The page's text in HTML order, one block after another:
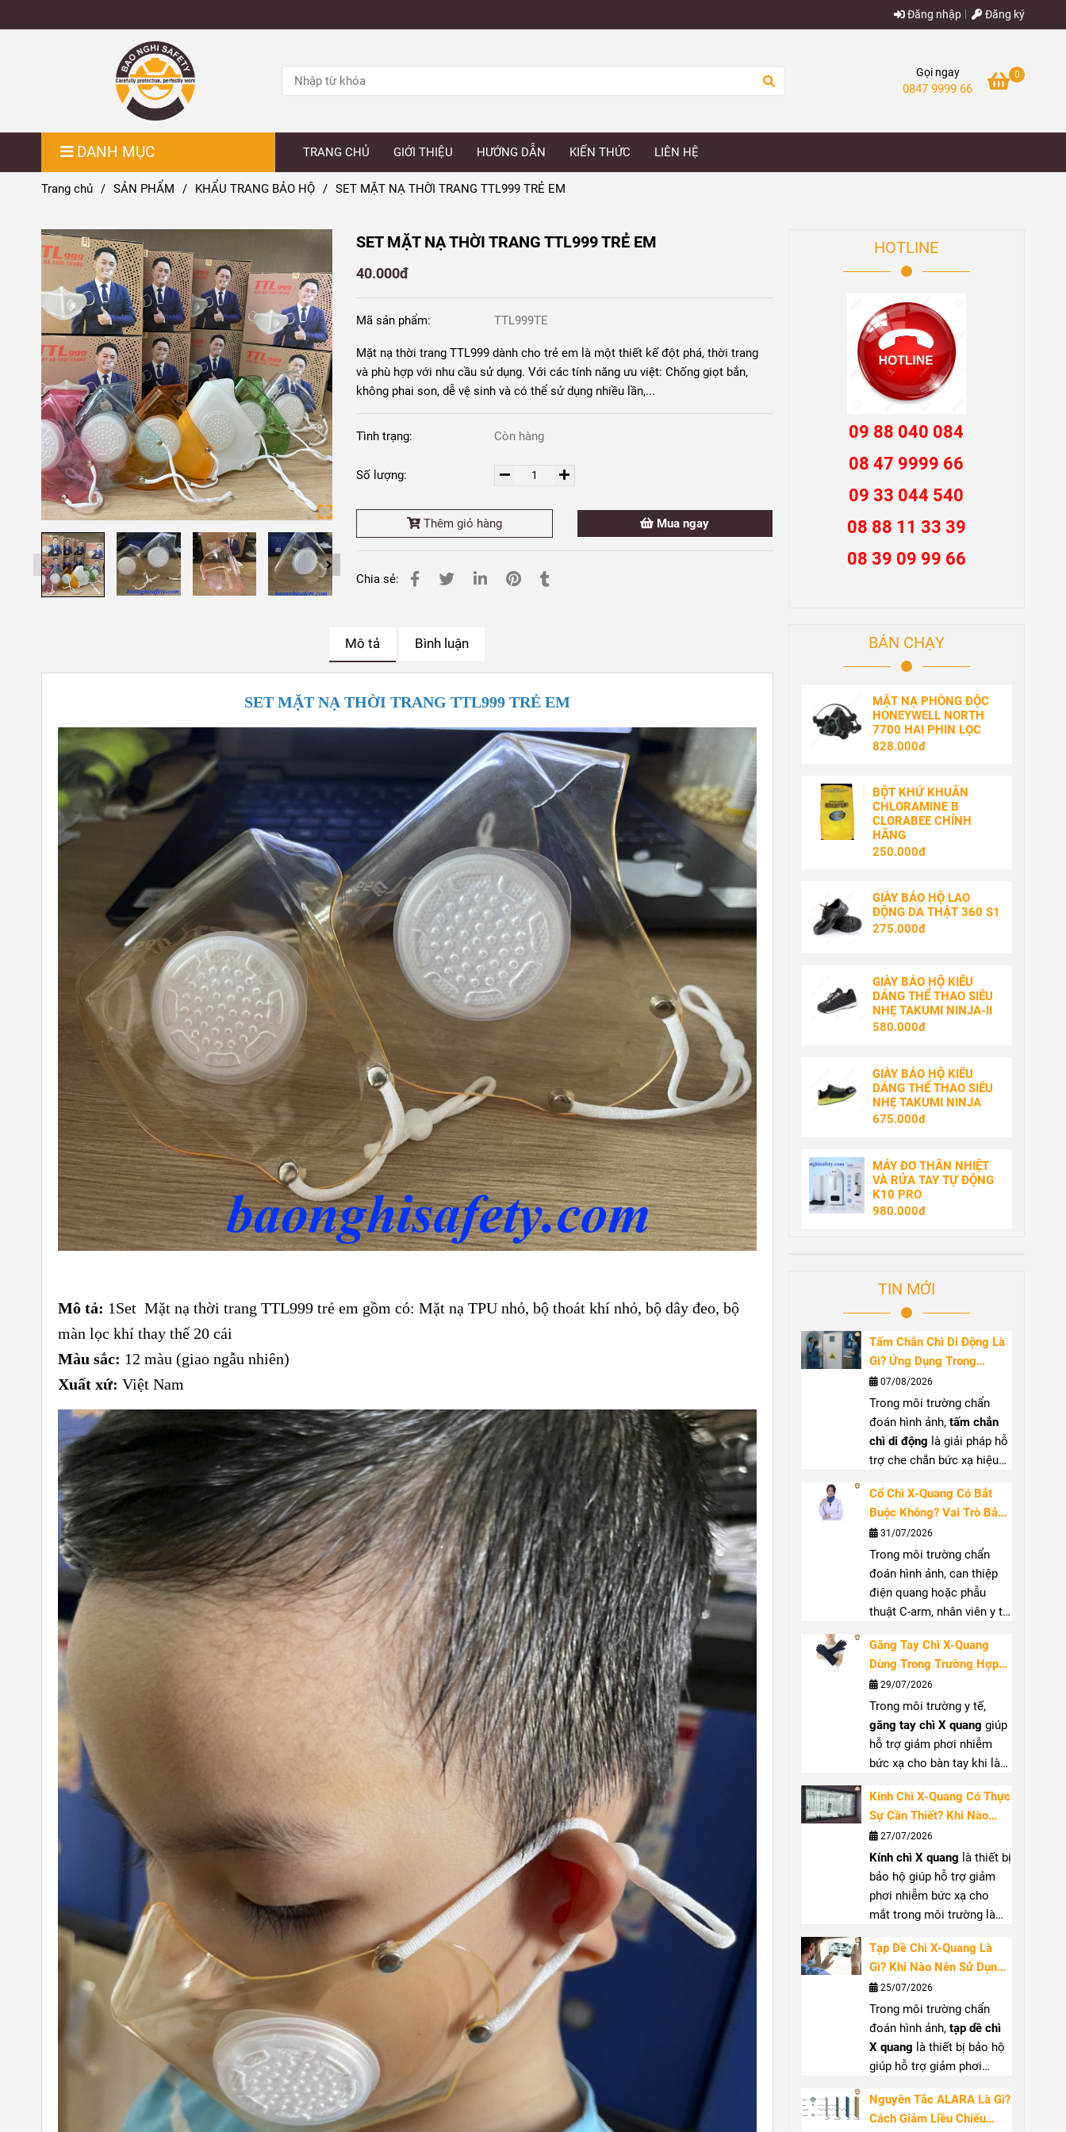
Đăng nhập Đăng ký
Gọi ngay
0847 9999 66
0
DANH MỤC TRANG CHỦ GIỚI THIỆU HƯỚNG DẪN KIẾN THỨC LIÊN HỆ
Trang chủ / SẢN PHẨM / KHẨU TRANG BẢO HỘ / SET MẶT NẠ THỜI TRANG TTL999 TRẺ EM
SET MẶT NẠ THỜI TRANG TTL999 TRẺ EM
40.000đ
Mã sản phẩm: TTL999TE
Mặt nạ thời trang TTL999 dành cho trẻ em là một thiết kế đột phá, thời trang
và phù hợp với nhu cầu sử dụng. Với các tính năng ưu việt: Chống giọt bắn,
không phai son, dễ vệ sinh và có thể sử dụng nhiều lần,...
Tình trạng: Còn hàng
Số lượng:
Thêm giỏ hàng Mua ngay
Chia sẻ:
Mô tả Bình luận
SET MẶT NẠ THỜI TRANG TTL999 TRẺ EM
Mô tả: 1Set Mặt nạ thời trang TTL999 trẻ em gồm có: Mặt nạ TPU nhỏ, bộ thoát khí nhỏ, bộ dây đeo, bộ
màn lọc khí thay thế 20 cái
Màu sắc: 12 màu (giao ngẫu nhiên)
Xuất xứ: Việt Nam
HOTLINE
09 88 040 084
08 47 9999 66
09 33 044 540
08 88 11 33 39
08 39 09 99 66
BÁN CHẠY
MẶT NẠ PHÒNG ĐỘC
HONEYWELL NORTH
7700 HAI PHIN LỌC
828.000đ
BỘT KHỬ KHUẨN
CHLORAMINE B
CLORABEE CHÍNH
HÃNG
250.000đ
GIÀY BẢO HỘ LAO
ĐỘNG DA THẬT 360 S1
275.000đ
GIÀY BẢO HỘ KIỂU
DÁNG THỂ THAO SIÊU
NHẸ TAKUMI NINJA-II
580.000đ
GIÀY BẢO HỘ KIỂU
DÁNG THỂ THAO SIÊU
NHẸ TAKUMI NINJA
675.000đ
MÁY ĐO THÂN NHIỆT
VÀ RỬA TAY TỰ ĐỘNG
K10 PRO
980.000đ
TIN MỚI
Tấm Chắn Chì Di Động Là
Gì? Ứng Dụng Trong
Phòng Chụp X-Quang
07/08/2026
Trong môi trường chẩn
đoán hình ảnh,tấm chắn
chì di động là giải pháp hỗ
trợ che chắn bức xạ hiệu
cơ phơi nhiễm cho nhân
viên y tế và người xung
quanh. Với thiết kế linh
hoạt, dễ di chuyển,màn
chắn chì di độngphù hợp
sử dụng tại phòng X-
quang, phòng can thiệp và
tia X. Bài viết này,Bảo
Nghi Safety sẽ giúp bạn
hiểu rõ cấu tạo, ứng dụng
và cách lựa chọn thiết bị
phù hợp.
Cổ Chì X-Quang Có Bắt
Buộc Không? Vai Trò Bảo
Vệ Tuyến Giáp Trước Bức
Xạ
31/07/2026
Trong môi trường chẩn
đoán hình ảnh, can thiệp
điện quang hoặc phẫu
thuật C-arm, nhân viên y tế
tán xạ từ tia X.Cổ chì X
quang giúp che chắn vùng
cổ, hỗ trợ bảo vệ tuyến
giáp khi làm việc gần
nguồn phát. Bài viết sẽ
giúp bạn hiểu rõ vai trò,
trường hợp nên sử dụng và
giáp(thyroid shield) phù
hợp.
Găng Tay Chì X-Quang
Dùng Trong Trường Hợp
Nào? Hướng Dẫn Lựa
Chọn Đúng
29/07/2026
Trong môi trường y tế,
găng tay chì X quang giúp
hỗ trợ giảm phơi nhiễm
bức xạ cho bàn tay khi làm
biệt tại phòng can thiệp
hoặc phẫu thuật sử dụng
C-arm. Bài viết sẽ giúp bạn
hiểu rõ khi nào nên dùng
găng tay chống tia X, cách
chọngăng tay chì y tếphù
hợp và những lưu ý khi sử
tay
Kính Chì X-Quang Có Thực
Sự Cần Thiết? Khi Nào
Nên Sử Dụng?
27/07/2026
Kính chì X quang là thiết bị
bảo hộ giúp hỗ trợ giảm
phơi nhiễm bức xạ cho
mắt trong môi trường làm
giúp bạn hiểu rõ công
dụng, khi nào nên sử dụng
kính bảo hộ tia X
lựa chọn và cách bảo quản
để đảm bảo hiệu quả bảo
vệ.
Tạp Dề Chì X-Quang Là
Gì? Khi Nào Nên Sử Dụng
Và Cách Lựa Chọn
25/07/2026
Trong môi trường chẩn
đoán hình ảnh,tạp dề chì
X quang là thiết bị bảo hộ
giúp hỗ trợ giảm phơi
nguồn tia X. Sản phẩm
thường được sử dụng tại
Nguyên Tắc ALARA Là Gì?
Cách Giảm Liều Chiếu